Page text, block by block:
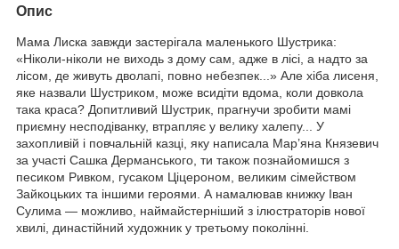
Опис
Мама Лиска завжди застерігала маленького Шустрика:
«Ніколи-ніколи не виходь з дому сам, адже в лісі, а надто за
лісом, де живуть дволапі, повно небезпек...» Але хіба лисеня,
яке назвали Шустриком, може всидіти вдома, коли довкола
така краса? Допитливий Шустрик, прагнучи зробити мамі
приємну несподіванку, втрапляє у велику халепу... У
захопливій і повчальній казці, яку написала Мар’яна Князевич
за участі Сашка Дерманського, ти також познайомишся з
песиком Ривком, гусаком Ціцероном, великим сімейством
Зайкоцьких та іншими героями. А намалював книжку Іван
Сулима — можливо, наймайстерніший з ілюстраторів нової
хвилі, династійний художник у третьому поколінні.